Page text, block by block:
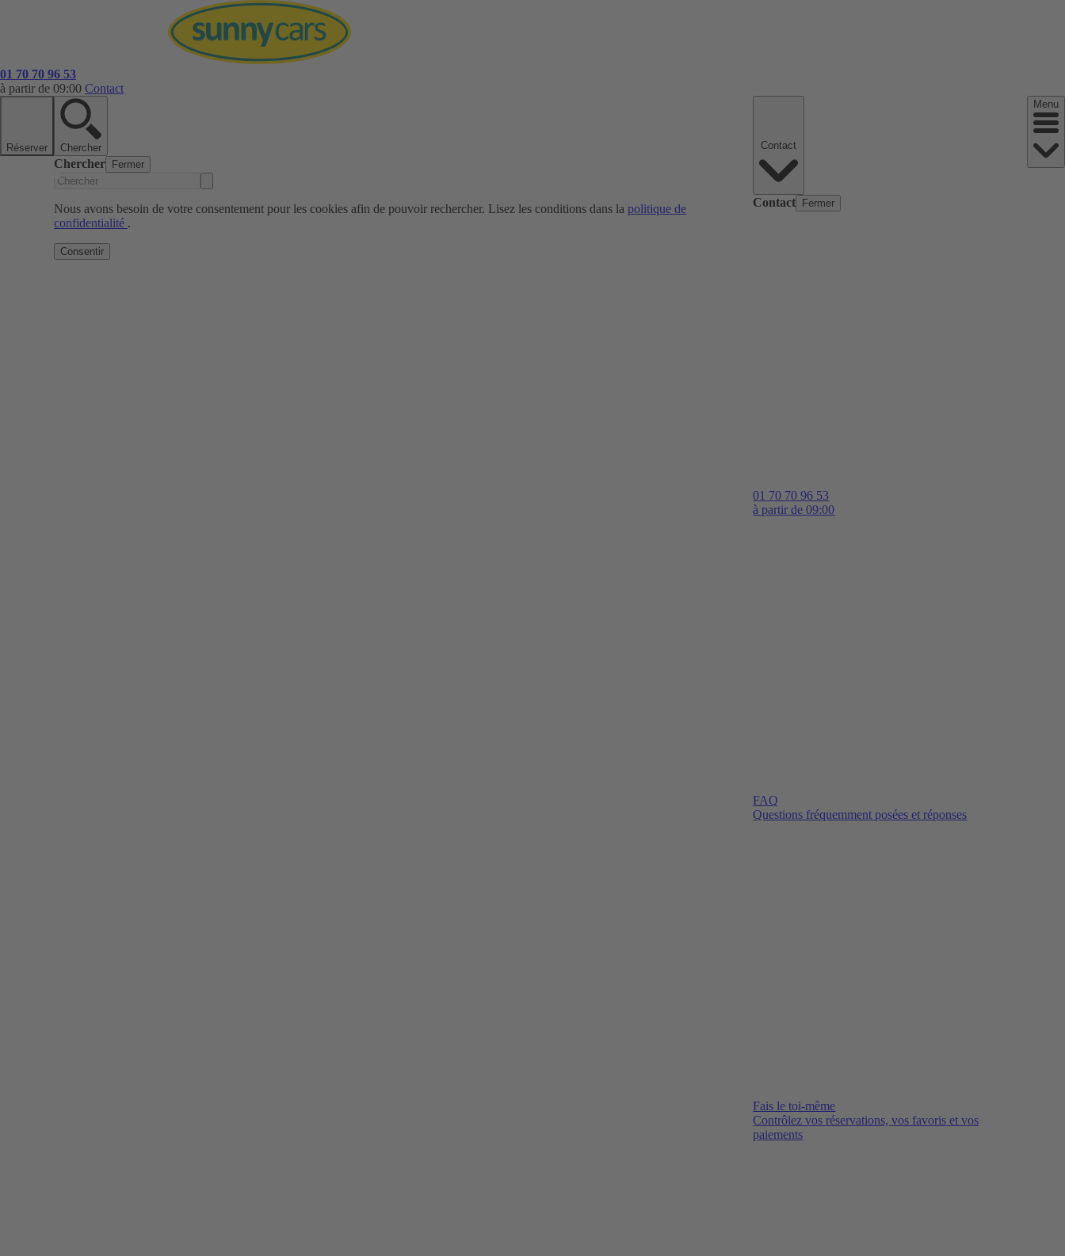
01 70 70 96 53
à partir de 09:00 Contact
Réserver Chercher
Chercher Fermer
Nous avons besoin de votre consentement pour les cookies afin de pouvoir rechercher. Lisez les conditions dans la politique de
confidentialité .
Consentir
Contact Fermer
01 70 70 96 53
à partir de 09:00
FAQ
Questions fréquemment posées et réponses
Fais le toi-même
Contrôlez vos réservations, vos favoris et vos
paiements
Menu